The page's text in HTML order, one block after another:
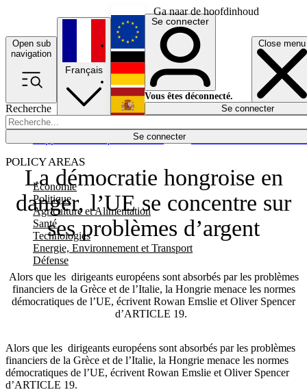
Ga naar de hoofdinhoud
Open sub
navigation
Close menu
Recherche
Se connecter
POLICY AREAS
Economie
Politique
Agriculture et Alimentation
Santé
Technologies
Energie, Environnement et Transport
Défense
Économie
Français
English
Deutsch
Español
Se connecter
Vous êtes déconnecté.
Se connecter
La démocratie hongroise en
danger, l’UE se concentre sur
ses problèmes d’argent
Alors que les dirigeants européens sont absorbés par les problèmes
financiers de la Grèce et de l’Italie, la Hongrie menace les normes
démocratiques de l’UE, écrivent Rowan Emslie et Oliver Spencer
d’ARTICLE 19.
Alors que les dirigeants européens sont absorbés par les problèmes
financiers de la Grèce et de l’Italie, la Hongrie menace les normes
démocratiques de l’UE, écrivent Rowan Emslie et Oliver Spencer
d’ARTICLE 19.